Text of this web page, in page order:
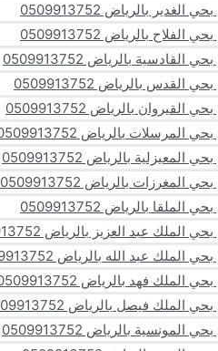
بالرياض 0509913752
بالرياض 0509913752
بالرياض 0509913752
بالرياض 0509913752
بالرياض 0509913752
بالرياض 0509913752
بالرياض 0509913752
بالرياض 0509913752
بالرياض 0509913752
عبد العزيز بالرياض 0509913752
عبد الله بالرياض 0509913752
فهد بالرياض 0509913752
فيصل بالرياض 0509913752
بالرياض 0509913752